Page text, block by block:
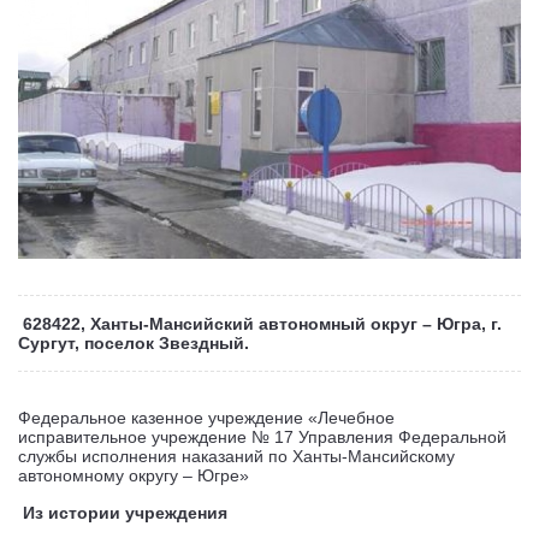
628422, Ханты-Мансийский автономный округ – Югра, г.
Сургут, поселок Звездный.
Федеральное казенное учреждение «Лечебное
исправительное учреждение № 17 Управления Федеральной
службы исполнения наказаний по Ханты-Мансийскому
автономному округу – Югре»
Из истории учреждения